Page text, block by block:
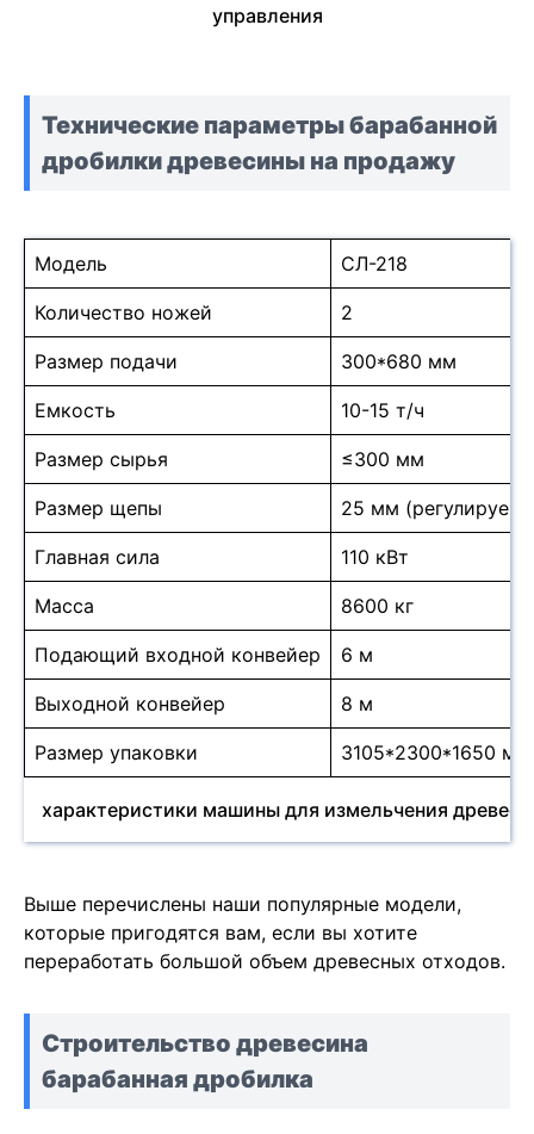
управления
Технические параметры барабанной
дробилки древесины на продажу
Модель СЛ-218
Количество ножей 2
Размер подачи 300*680 мм
Емкость 10-15 т/ч
Размер сырья ≤300 мм
Размер щепы 25 мм
Главная сила 110 кВт
Масса 8600 кг
Подающий входной конвейер 6 м
Выходной конвейер 8 м
Размер упаковки 3105*2300*1650 мм
характеристики машины для измельчения
Выше перечислены наши популярные модели,
которые пригодятся вам, если вы хотите
переработать большой объем древесных отходов.
Строительство древесина
барабанная дробилка